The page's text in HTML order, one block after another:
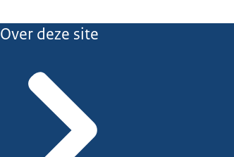
Over deze site